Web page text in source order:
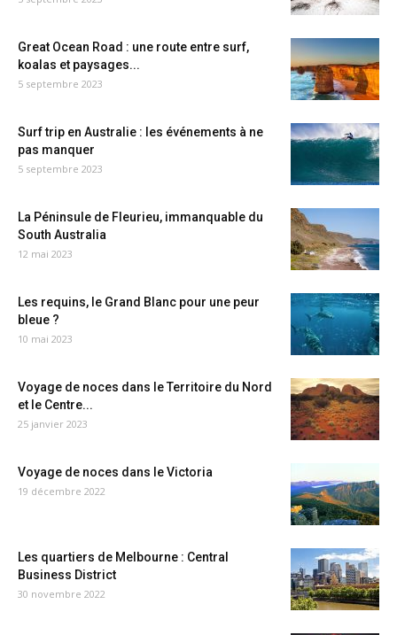
Great Ocean Road : une route entre surf,
koalas et paysages...
5 septembre 2023
Surf trip en Australie : les événements à ne
pas manquer
5 septembre 2023
La Péninsule de Fleurieu, immanquable du
South Australia
12 mai 2023
Les requins, le Grand Blanc pour une peur
bleue ?
10 mai 2023
Voyage de noces dans le Territoire du Nord
et le Centre...
25 janvier 2023
Voyage de noces dans le Victoria
19 décembre 2022
Les quartiers de Melbourne : Central
Business District
30 novembre 2022